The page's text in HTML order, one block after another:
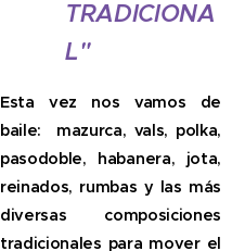
TRADICIONA
L"
Esta vez nos vamos de
baile: mazurca, vals, polka,
pasodoble, habanera, jota,
reinados, rumbas y las más
diversas composiciones
tradicionales para mover el